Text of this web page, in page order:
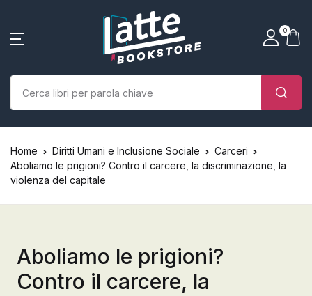
0
SHOP BY CATEGORY
Libri
Bambini
Vicino
Account
Nome utente o email *
Parola d'ordine *
Vicino
La tua borsa della spesa
(0)
Home Diritti Umani e Inclusione Sociale
Carceri
Aboliamo le prigioni? Contro il carcere, la discriminazione, la
violenza del capitale
Aboliamo le prigioni?
Contro il carcere, la